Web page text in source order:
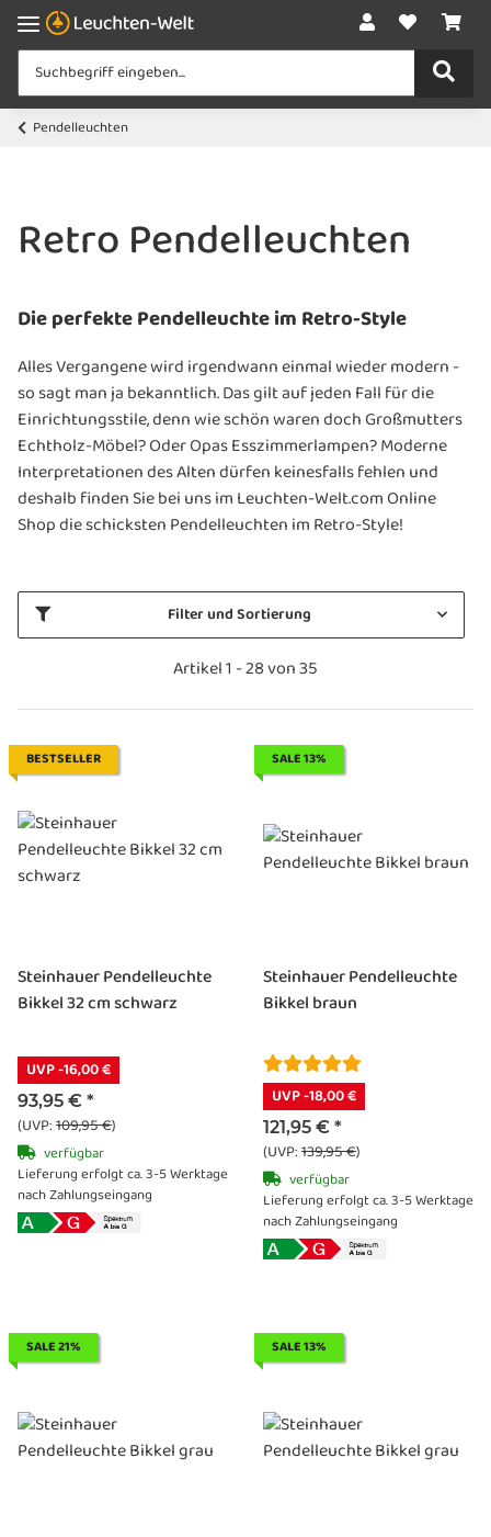
Pendelleuchten
Retro Pendelleuchten
Die perfekte Pendelleuchte im Retro-Style
Alles Vergangene wird irgendwann einmal wieder modern -
so sagt man ja bekanntlich. Das gilt auf jeden Fall für die
Einrichtungsstile, denn wie schön waren doch Großmutters
Echtholz-Möbel? Oder Opas Esszimmerlampen? Moderne
Interpretationen des Alten dürfen keinesfalls fehlen und
deshalb finden Sie bei uns im Leuchten-Welt.com Online
Shop die schicksten Pendelleuchten im Retro-Style!
Filter und Sortierung
Artikel 1 - 28 von 35
BESTSELLER
Steinhauer Pendelleuchte
Bikkel 32 cm schwarz
UVP -16,00 €
93,95 € *
(UVP:109,95 €)
verfügbar
Lieferung erfolgt ca. 3-5 Werktage
nach Zahlungseingang
SALE 13%
Steinhauer Pendelleuchte
Bikkel braun
UVP -18,00 €
121,95 € *
(UVP:139,95 €)
verfügbar
Lieferung erfolgt ca. 3-5 Werktage
nach Zahlungseingang
SALE 21% SALE 13%